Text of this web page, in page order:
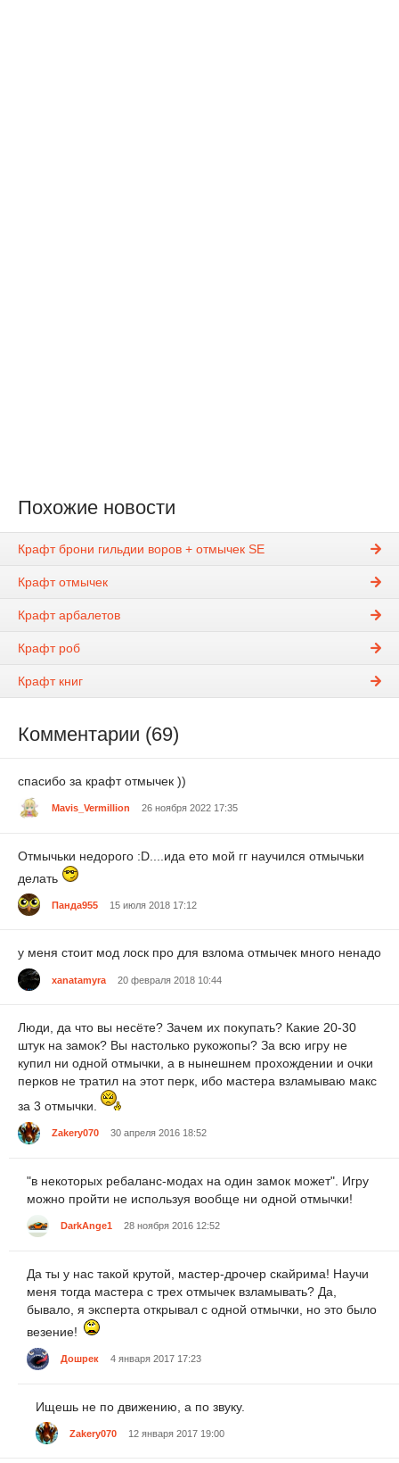
Похожие новости
Крафт брони гильдии воров + отмычек SE
Крафт отмычек
Крафт арбалетов
Крафт роб
Крафт книг
Комментарии (69)
спасибо за крафт отмычек ))
Mavis_Vermillion 26 ноября 2022 17:35
Отмычьки недорого :D....ида ето мой гг научился отмычьки
делать
Панда955 15 июля 2018 17:12
у меня стоит мод лоск про для взлома отмычек много ненадо
xanatamyra 20 февраля 2018 10:44
Люди, да что вы несёте? Зачем их покупать? Какие 20-30
штук на замок? Вы настолько рукожопы? За всю игру не
купил ни одной отмычки, а в нынешнем прохождении и очки
перков не тратил на этот перк, ибо мастера взламываю макс
за 3 отмычки.
Zakery070 30 апреля 2016 18:52
"в некоторых ребаланс-модах на один замок может". Игру
можно пройти не используя вообще ни одной отмычки!
DarkAnge1 28 ноября 2016 12:52
Да ты у нас такой крутой, мастер-дрочер скайрима! Научи
меня тогда мастера с трех отмычек взламывать? Да,
бывало, я эксперта открывал с одной отмычки, но это было
везение!
Дошрек 4 января 2017 17:23
Ищешь не по движению, а по звуку.
Zakery070 12 января 2017 19:00